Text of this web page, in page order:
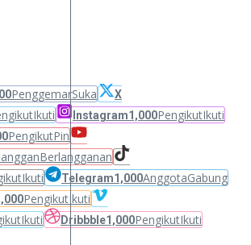
PenggemarSuka
X
Ikuti Instagram1,000PengikutIkuti
PengikutPin
Berlangganan
Ikuti Telegram1,000AnggotaGabung
PengikutIkuti
Ikuti Dribbble1,000PengikutIkuti